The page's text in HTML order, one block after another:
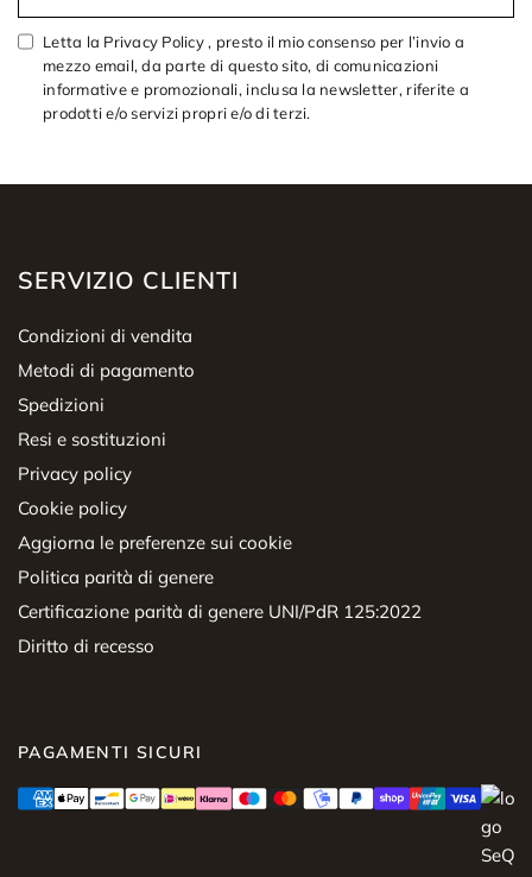
Letta la Privacy Policy , presto il mio consenso per l’invio a
mezzo email, da parte di questo sito, di comunicazioni
informative e promozionali, inclusa la newsletter, riferite a
prodotti e/o servizi propri e/o di terzi.
SERVIZIO CLIENTI
Condizioni di vendita
Metodi di pagamento
Spedizioni
Resi e sostituzioni
Privacy policy
Cookie policy
Aggiorna le preferenze sui cookie
Politica parità di genere
Certificazione parità di genere UNI/PdR 125:2022
Diritto di recesso
PAGAMENTI SICURI